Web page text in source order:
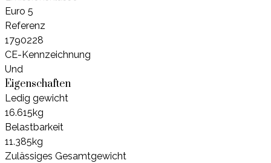
Euro 5
Referenz
1790228
CE-Kennzeichnung
Und
Eigenschaften
Ledig gewicht
16.615kg
Belastbarkeit
11.385kg
Zulässiges Gesamtgewicht